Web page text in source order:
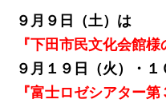
９月９日（土）は
『下田市民文化会館
９月１９日（火）・
『富士ロゼシアター